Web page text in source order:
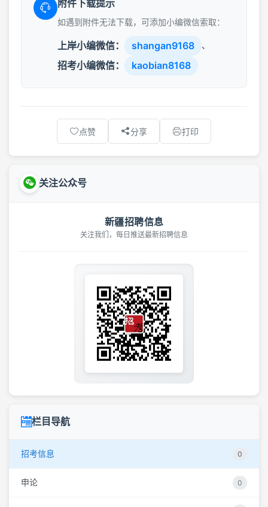
附件下载提示
如遇到附件无法下载，可添加小编微信索取：
上岸小编微信： shangan9168 、
招考小编微信： kaobian8168
点赞 分享 打印
关注公众号
新疆招聘信息
关注我们，每日推送最新招聘信息
栏目导航
招考信息 0
申论 0